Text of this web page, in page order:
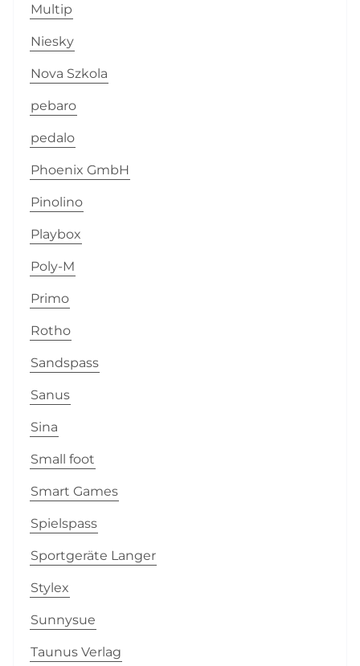
Multip
Niesky
Nova Szkola
pebaro
pedalo
Phoenix GmbH
Pinolino
Playbox
Poly-M
Primo
Rotho
Sandspass
Sanus
Sina
Small foot
Smart Games
Spielspass
Sportgeräte Langer
Stylex
Sunnysue
Taunus Verlag